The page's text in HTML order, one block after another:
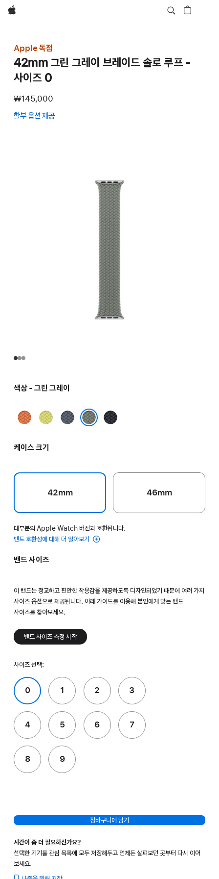
Apple
Apple 독점
42mm 그린 그레이 브레이드 솔로 루프 -
사이즈 0
₩145,000
할부 옵션 제공
색상 - 그린 그레이
터머릭
네온
앵커
미드나이트
케이스 크기
42mm 46mm
대부분의 Apple Watch 버전과 호환됩니다.
밴드 호환성에 대해 더 알아보기
밴드 사이즈
이 밴드는 정교하고 편안한 착용감을 제공하도록 디자인되었기 때문에 여러 가지
사이즈 옵션으로 제공됩니다. 아래 가이드를 이용해 본인에게 맞는 밴드
사이즈를 찾아보세요.
밴드 사이즈 측정 시작
사이즈 선택:
0 1 2 3
4 5 6 7
8 9
장바구니에 담기
시간이 좀 더 필요하신가요?
선택한 기기를 관심 목록에 모두 저장해두고 언제든 살펴보던 곳부터 다시 이어
보세요.